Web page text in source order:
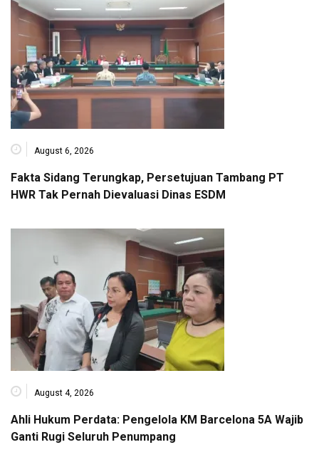
August 6, 2026
Fakta Sidang Terungkap, Persetujuan Tambang PT
HWR Tak Pernah Dievaluasi Dinas ESDM
August 4, 2026
Ahli Hukum Perdata: Pengelola KM Barcelona 5A Wajib
Ganti Rugi Seluruh Penumpang